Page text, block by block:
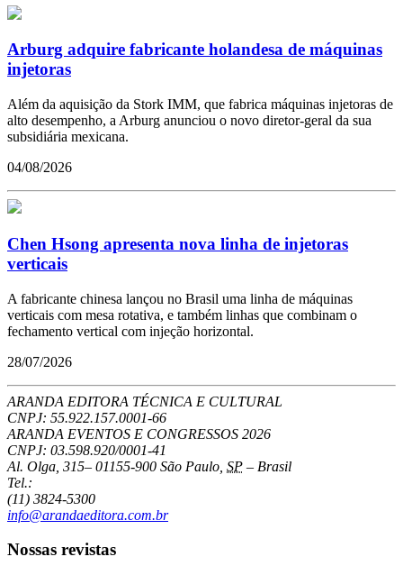
Arburg adquire fabricante holandesa de máquinas
injetoras
Além da aquisição da Stork IMM, que fabrica máquinas injetoras de
alto desempenho, a Arburg anunciou o novo diretor-geral da sua
subsidiária mexicana.
04/08/2026
Chen Hsong apresenta nova linha de injetoras
verticais
A fabricante chinesa lançou no Brasil uma linha de máquinas
verticais com mesa rotativa, e também linhas que combinam o
fechamento vertical com injeção horizontal.
28/07/2026
ARANDA EDITORA TÉCNICA E CULTURAL
CNPJ: 55.922.157.0001-66
ARANDA EVENTOS E CONGRESSOS 2026
CNPJ: 03.598.920/0001-41
Al. Olga, 315– 01155-900 São Paulo SP – Brasil
Tel.:
(11) 3824-5300
info@arandaeditora.com.br
Nossas revistas